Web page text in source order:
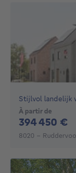
Stijlvol landelijk
À partir de
394 450 €
8020 -